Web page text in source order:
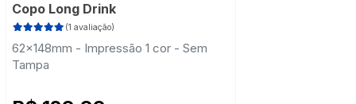
Copo Long Drink
(1 avaliação)
62x148mm - Impressão 1 cor - Sem
Tampa